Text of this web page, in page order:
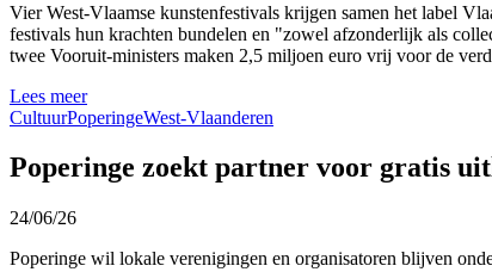
Vier West-Vlaamse kunstenfestivals krijgen samen het label
festivals hun krachten bundelen en "zowel afzonderlijk als
twee Vooruit-ministers maken 2,5 miljoen euro vrij voor de
Lees meer
CultuurPoperingeWest-Vlaanderen
Poperinge zoekt partner voor gratis
24/06/26
Poperinge wil lokale verenigingen en organisatoren blijven